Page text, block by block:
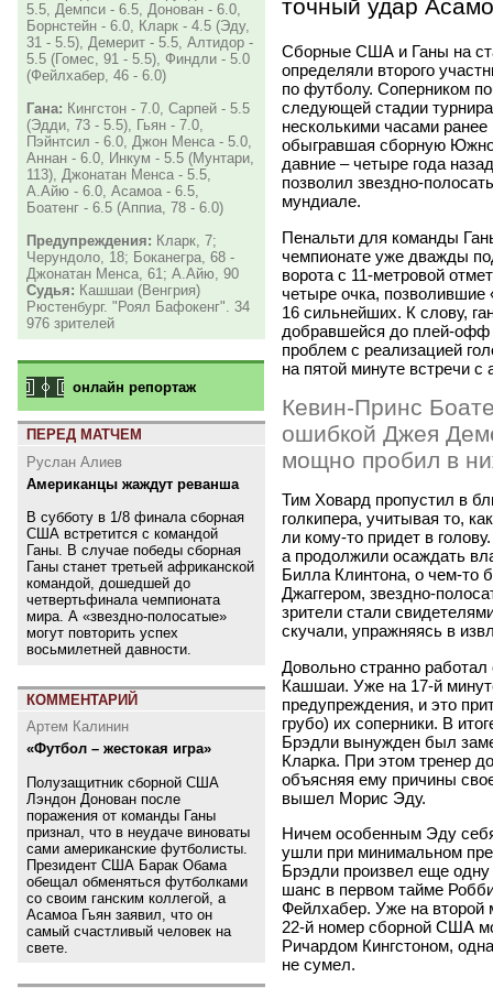
точный удар
Сборные США и Ганы на
определяли второго
по футболу. Соперником
следующей стадии
несколькими часами
обыгравшая сборную
давние – четыре года
позволил звездно-
мундиале.
Пенальти для команды
чемпионате уже дважды
ворота с 11-метровой
четыре очка, позволившие
16 сильнейших. К слову,
добравшейся до плей-офф
проблем с реализацией
на пятой минуте встречи с
Кевин-Принс
ошибкой Джея
мощно пробил в
Тим Ховард пропустил в
голкипера, учитывая то,
ли кому-то придет в
а продолжили осаждать
Билла Клинтона, о чем-то
Джаггером, звездно-
зрители стали
скучали, упражняясь в
Довольно странно
Кашшаи. Уже на 17-й
предупреждения, и это
грубо) их соперники. В
Брэдли вынужден был
Кларка. При этом тренер
объясняя ему причины
вышел Морис Эду.
Ничем особенным Эду
ушли при минимальном
Брэдли произвел еще
шанс в первом тайме
Фейлхабер. Уже на второй
22-й номер сборной США
Ричардом Кингстоном,
не сумел.
5.5, Демпси - 6.5, Донован - 6.0,
Борнстейн - 6.0, Кларк - 4.5 (Эду,
31 - 5.5), Демерит - 5.5, Алтидор -
5.5 (Гомес, 91 - 5.5), Финдли - 5.0
(Фейлхабер, 46 - 6.0)
Гана: Кингстон - 7.0, Сарпей - 5.5
(Эдди, 73 - 5.5), Гьян - 7.0,
Пэйнтсил - 6.0, Джон Менса - 5.0,
Аннан - 6.0, Инкум - 5.5 (Мунтари,
113), Джонатан Менса - 5.5,
А.Айю - 6.0, Асамоа - 6.5,
Боатенг - 6.5 (Аппиа, 78 - 6.0)
Предупреждения: Кларк, 7;
Черундоло, 18; Боканегра, 68 -
Джонатан Менса, 61; А.Айю, 90
Судья: Кашшаи (Венгрия)
Рюстенбург. "Роял Бафокенг". 34
976 зрителей
онлайн репортаж
ПЕРЕД МАТЧЕМ
Руслан Алиев
Американцы жаждут реванша
В субботу в 1/8 финала сборная
США встретится с командой
Ганы. В случае победы сборная
Ганы станет третьей африканской
командой, дошедшей до
четвертьфинала чемпионата
мира. А «звездно-полосатые»
могут повторить успех
восьмилетней давности.
КОММЕНТАРИЙ
Артем Калинин
«Футбол – жестокая игра»
Полузащитник сборной США
Лэндон Донован после
поражения от команды Ганы
признал, что в неудаче виноваты
сами американские футболисты.
Президент США Барак Обама
обещал обменяться футболками
со своим ганским коллегой, а
Асамоа Гьян заявил, что он
самый счастливый человек на
свете.